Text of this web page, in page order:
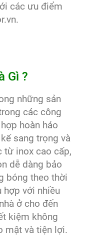
các ưu điểm
Gì ?
những sản
các công
hoàn hảo
sang trọng và
từ inox cao cấp,
dễ dàng bảo
bóng theo thời
hợp với nhiều
ở cho đến
kiệm không
mật và tiện lợi.